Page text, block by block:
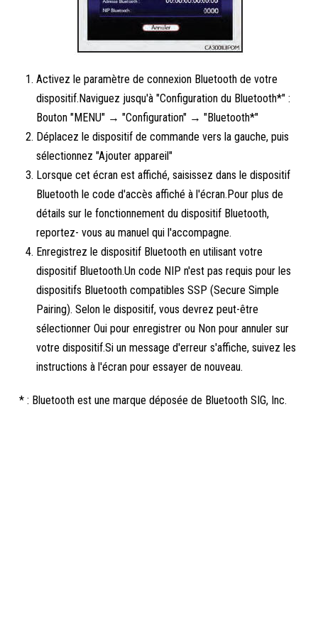
Activez le paramètre de connexion Bluetooth de votre
dispositif.Naviguez jusqu'à "Configuration du Bluetooth*" :
Bouton "MENU" → "Configuration" → "Bluetooth*"
Déplacez le dispositif de commande vers la gauche, puis
sélectionnez "Ajouter appareil"
Lorsque cet écran est affiché, saisissez dans le dispositif
Bluetooth le code d'accès affiché à l'écran.Pour plus de
détails sur le fonctionnement du dispositif Bluetooth,
reportez- vous au manuel qui l'accompagne.
Enregistrez le dispositif Bluetooth en utilisant votre
dispositif Bluetooth.Un code NIP n'est pas requis pour les
dispositifs Bluetooth compatibles SSP (Secure Simple
Pairing). Selon le dispositif, vous devrez peut-être
sélectionner Oui pour enregistrer ou Non pour annuler sur
votre dispositif.Si un message d'erreur s'affiche, suivez les
instructions à l'écran pour essayer de nouveau.
* : Bluetooth est une marque déposée de Bluetooth SIG, Inc.